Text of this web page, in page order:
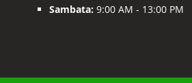
Sambata: 9:00 AM - 13:00 PM